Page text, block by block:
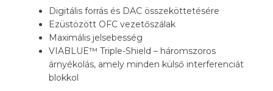
Digitális forrás és DAC összeköttetésére
Ezüstözött OFC vezetőszálak
Maximális jelsebesség
VIABLUE™ Triple-Shield – háromszoros
árnyékolás, amely minden külső interferenciát
blokkol